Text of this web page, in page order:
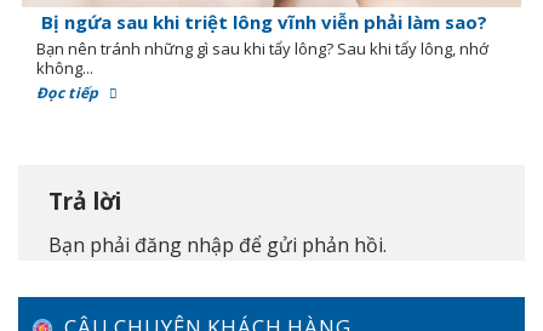
Bị ngứa sau khi triệt lông vĩnh viễn phải làm sao?
Bạn nên tránh những gì sau khi tẩy lông? Sau khi tẩy lông, nhớ
không...
Đọc tiếp
Trả lời
Bạn phải đăng nhập để gửi phản hồi.